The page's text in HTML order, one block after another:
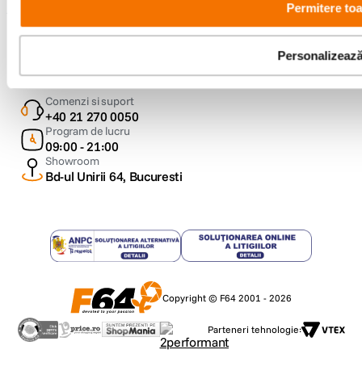
Permitere
Metode de plata
Comenzi si suport
+40 21 270 0050
Program de lucru
09:00 - 21:00
Showroom
Bd-ul Unirii 64, Bucuresti
Copyright © F64 2001 - 2026
Parteneri tehnologie: